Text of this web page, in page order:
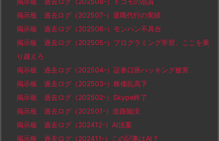
掲示板 過去ログ（202507-）退職代行の実績
掲示板 過去ログ（202506-）モンハン不具合
掲示板 過去ログ（202505-）プログラミング学習、ここを乗
り越えろ
掲示板 過去ログ（202504-）証券口座ハッキング被害
掲示板 過去ログ（202503-）株価乱高下
掲示板 過去ログ（202502-）Skype終了
掲示板 過去ログ（202501-）道路陥没
掲示板 過去ログ（202412-）AI法案
掲示板 過去ログ（202411-）この記事はAI？